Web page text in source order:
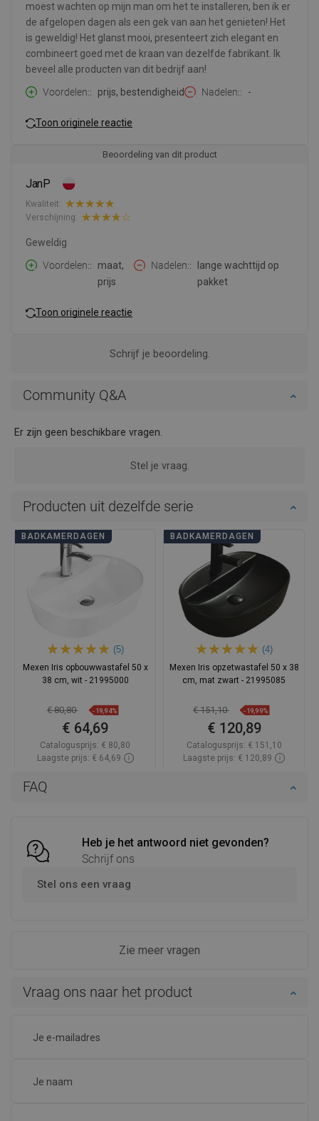
FAQ
Heb je het antwoord niet gevonden?
Schrijf ons
Stel ons een vraag
Zie meer vragen
moest wachten op mijn man om het te installeren, ben ik er
de afgelopen dagen als een gek van aan het genieten! Het
is geweldig! Het glanst mooi, presenteert zich elegant en
combineert goed met de kraan van dezelfde fabrikant. Ik
beveel alle producten van dit bedrijf aan!
Voordelen:
prijs, bestendigheid Nadelen: -
Toon originele reactie
Beoordeling van dit product
JanP
Kwaliteit:
Verschijning:
Geweldig
Voordelen:
maat,
prijs
Nadelen:
lange wachttijd op
pakket
Toon originele reactie
Schrijf je beoordeling.
Community Q&A
Er zijn geen beschikbare vragen.
Stel je vraag.
Vraag ons naar het product
Producten uit dezelfde serie
BADKAMERDAGEN
(5)
Mexen Iris opbouwwastafel 50 x
38 cm, wit - 21995000
€ 80,80 -19,94%
€ 64,69
Catalogusprijs: € 80,80
Laagste prijs: € 64,69
BADKAMERDAGEN
(4)
Mexen Iris opzetwastafel 50 x 38
cm, mat zwart - 21995085
€ 151,10 -19,99%
€ 120,89
Catalogusprijs: € 151,10
Laagste prijs: € 120,89